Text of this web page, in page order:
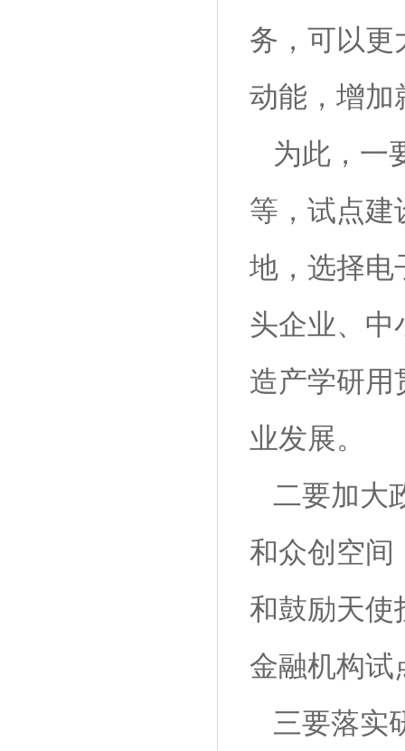
务，可以更
动能，增加
为此，一
等，试点建
地，选择电
头企业、中
造产学研用
业发展。
二要加大
和众创空间
和鼓励天使
金融机构试
三要落实